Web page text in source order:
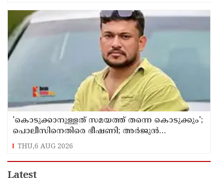
'കൊടുക്കാനുള്ളത് സമയത്ത് തന്നെ കൊടുക്കും';
പൊലീസിനെതിരെ ഭീഷണി; അർജുൻ
ആയങ്കിക്കെതിരെ കേസെടുത്തു
THU,6 AUG 2026